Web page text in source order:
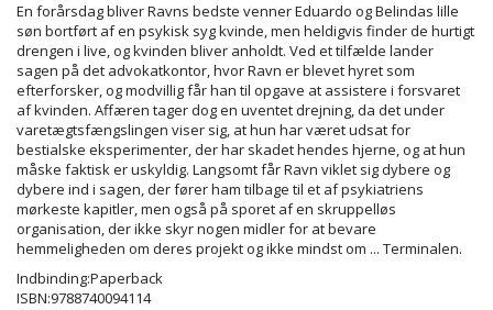
En forårsdag bliver Ravns bedste venner Eduardo og Belindas lille
søn bortført af en psykisk syg kvinde, men heldigvis finder de hurtigt
drengen i live, og kvinden bliver anholdt. Ved et tilfælde lander
sagen på det advokatkontor, hvor Ravn er blevet hyret som
efterforsker, og modvillig får han til opgave at assistere i forsvaret
af kvinden. Affæren tager dog en uventet drejning, da det under
varetægtsfængslingen viser sig, at hun har været udsat for
bestialske eksperimenter, der har skadet hendes hjerne, og at hun
måske faktisk er uskyldig. Langsomt får Ravn viklet sig dybere og
dybere ind i sagen, der fører ham tilbage til et af psykiatriens
mørkeste kapitler, men også på sporet af en skruppelløs
organisation, der ikke skyr nogen midler for at bevare
hemmeligheden om deres projekt og ikke mindst om ... Terminalen.
Indbinding:Paperback
ISBN:9788740094114